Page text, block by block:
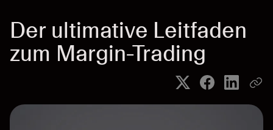
Der ultimative Leitfaden
zum Margin-Trading